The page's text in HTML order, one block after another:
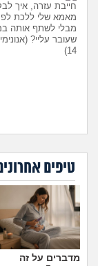
חייבת עזרה, איך
מאמא שלי ללכת
מבלי לשתף אותה
שעובר עליי?
14)
היועצת המליצה
הבן שלי לפנימייה,
עליה?(אמא
35)
טיפים
מדברים על זה